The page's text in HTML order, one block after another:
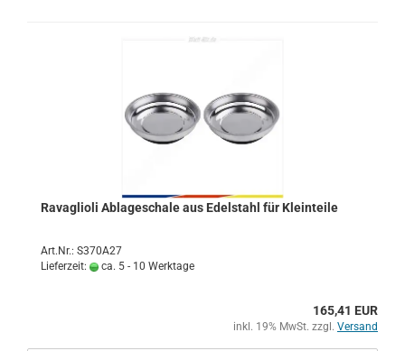
Ra­vaglio­li Ab­la­ge­scha­le aus Edel­stahl für Klein­tei­le
Art.Nr.: S370A27
Lieferzeit:
ca. 5 - 10 Werktage
165,41 EUR
inkl. 19% MwSt. zzgl. Versand